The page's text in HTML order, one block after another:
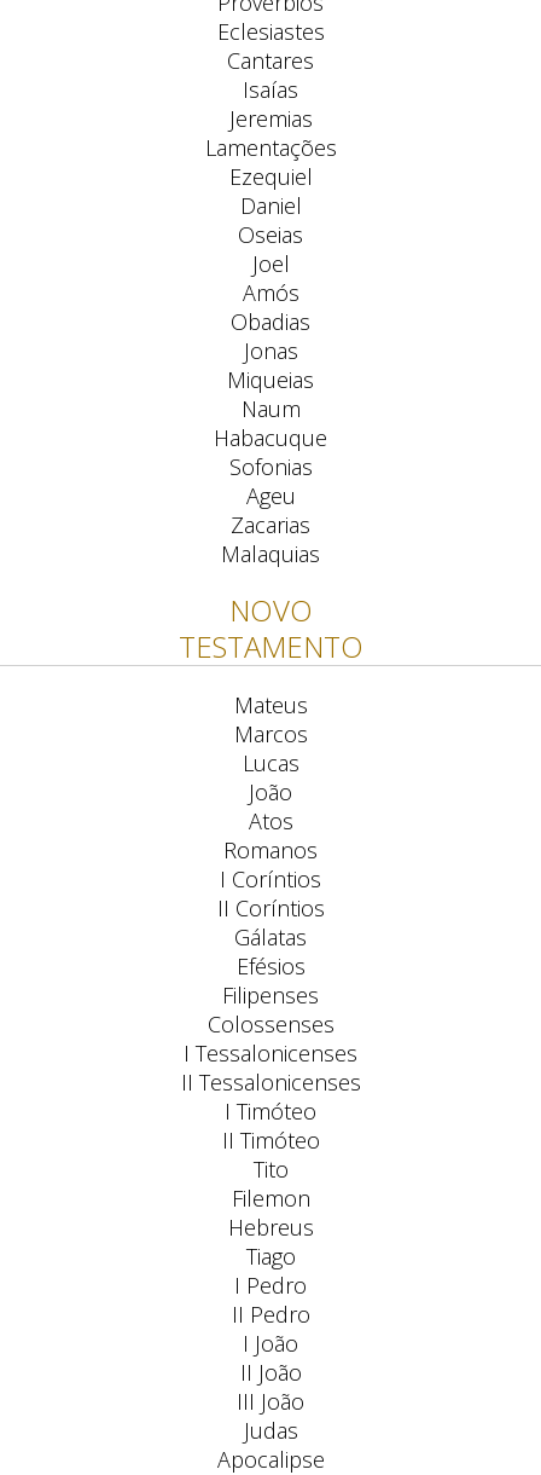
Eclesiastes
Cantares
Isaías
Jeremias
Lamentações
Ezequiel
Daniel
Oseias
Joel
Amós
Obadias
Jonas
Miqueias
Naum
Habacuque
Sofonias
Ageu
Zacarias
Malaquias
NOVO
TESTAMENTO
Mateus
Marcos
Lucas
João
Atos
Romanos
I Coríntios
II Coríntios
Gálatas
Efésios
Filipenses
Colossenses
I Tessalonicenses
II Tessalonicenses
I Timóteo
II Timóteo
Tito
Filemon
Hebreus
Tiago
I Pedro
II Pedro
I João
II João
III João
Judas
Apocalipse